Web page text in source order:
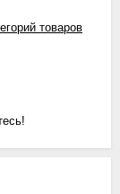
товаров